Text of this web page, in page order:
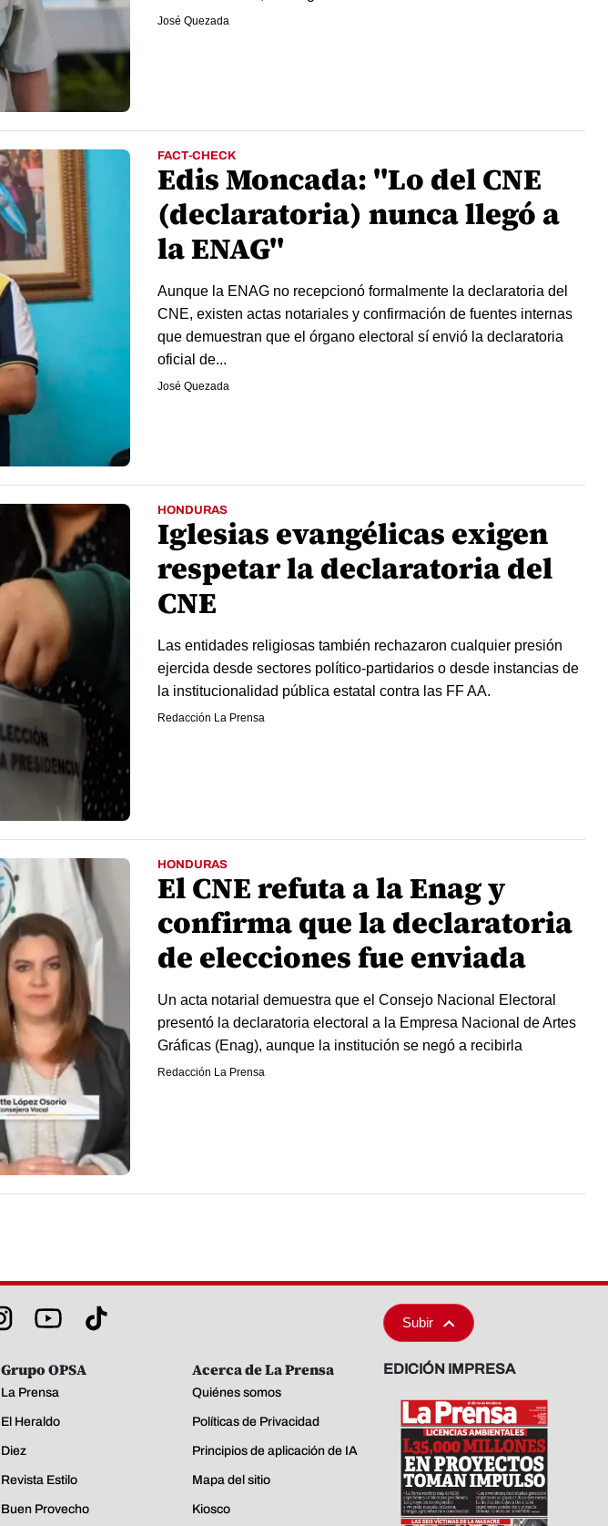
José Quezada
FACT-CHECK
Edis Moncada: "Lo del CNE
(declaratoria) nunca llegó a
la ENAG"
Aunque la ENAG no recepcionó formalmente la declaratoria del
CNE, existen actas notariales y confirmación de fuentes internas
que demuestran que el órgano electoral sí envió la declaratoria
oficial de...
José Quezada
HONDURAS
Iglesias evangélicas exigen
respetar la declaratoria del
CNE
Las entidades religiosas también rechazaron cualquier presión
ejercida desde sectores político-partidarios o desde instancias de
la institucionalidad pública estatal contra las FF AA.
Redacción La Prensa
HONDURAS
El CNE refuta a la Enag y
confirma que la declaratoria
de elecciones fue enviada
Un acta notarial demuestra que el Consejo Nacional Electoral
presentó la declaratoria electoral a la Empresa Nacional de Artes
Gráficas (Enag), aunque la institución se negó a recibirla
Redacción La Prensa
Subir
Grupo OPSA
La Prensa
El Heraldo
Diez
Revista Estilo
Buen Provecho
Acerca de La Prensa
Quiénes somos
Políticas de Privacidad
Principios de aplicación de IA
Mapa del sitio
Kiosco
EDICIÓN IMPRESA